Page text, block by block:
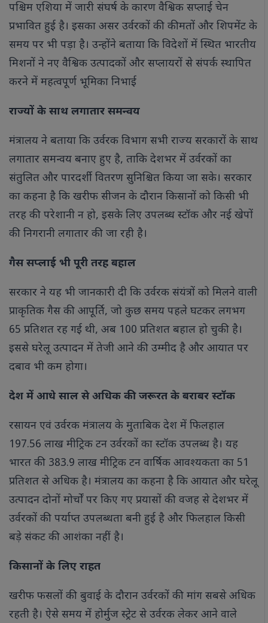
पश्चिम एशिया में जारी संघर्ष के कारण वैश्विक सप्लाई चेन
प्रभावित हुई है। इसका असर उर्वरकों की कीमतों और शिपमेंट के
समय पर भी पड़ा है। उन्होंने बताया कि विदेशों में स्थित भारतीय
मिशनों ने नए वैश्विक उत्पादकों और सप्लायरों से संपर्क स्थापित
करने में महत्वपूर्ण भूमिका निभाई
राज्यों के साथ लगातार समन्वय
मंत्रालय ने बताया कि उर्वरक विभाग सभी राज्य सरकारों के साथ
लगातार समन्वय बनाए हुए है, ताकि देशभर में उर्वरकों का
संतुलित और पारदर्शी वितरण सुनिश्चित किया जा सके। सरकार
का कहना है कि खरीफ सीजन के दौरान किसानों को किसी भी
तरह की परेशानी न हो, इसके लिए उपलब्ध स्टॉक और नई खेपों
की निगरानी लगातार की जा रही है।
गैस सप्लाई भी पूरी तरह बहाल
सरकार ने यह भी जानकारी दी कि उर्वरक संयंत्रों को मिलने वाली
प्राकृतिक गैस की आपूर्ति, जो कुछ समय पहले घटकर लगभग
65 प्रतिशत रह गई थी, अब 100 प्रतिशत बहाल हो चुकी है।
इससे घरेलू उत्पादन में तेजी आने की उम्मीद है और आयात पर
दबाव भी कम होगा।
देश में आधे साल से अधिक की जरूरत के बराबर स्टॉक
रसायन एवं उर्वरक मंत्रालय के मुताबिक देश में फिलहाल
197.56 लाख मीट्रिक टन उर्वरकों का स्टॉक उपलब्ध है। यह
भारत की 383.9 लाख मीट्रिक टन वार्षिक आवश्यकता का 51
प्रतिशत से अधिक है। मंत्रालय का कहना है कि आयात और घरेलू
उत्पादन दोनों मोर्चों पर किए गए प्रयासों की वजह से देशभर में
उर्वरकों की पर्याप्त उपलब्धता बनी हुई है और फिलहाल किसी
बड़े संकट की आशंका नहीं है।
किसानों के लिए राहत
खरीफ फसलों की बुवाई के दौरान उर्वरकों की मांग सबसे अधिक
रहती है। ऐसे समय में होर्मुज स्ट्रेट से उर्वरक लेकर आने वाले